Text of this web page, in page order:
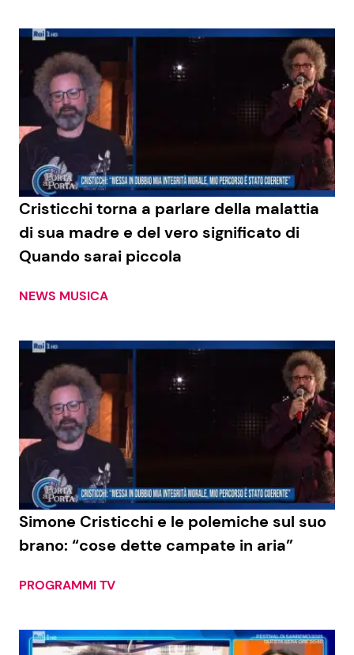
Cristicchi torna a parlare della malattia
di sua madre e del vero significato di
Quando sarai piccola
NEWS MUSICA
Simone Cristicchi e le polemiche sul suo
brano: “cose dette campate in aria”
PROGRAMMI TV